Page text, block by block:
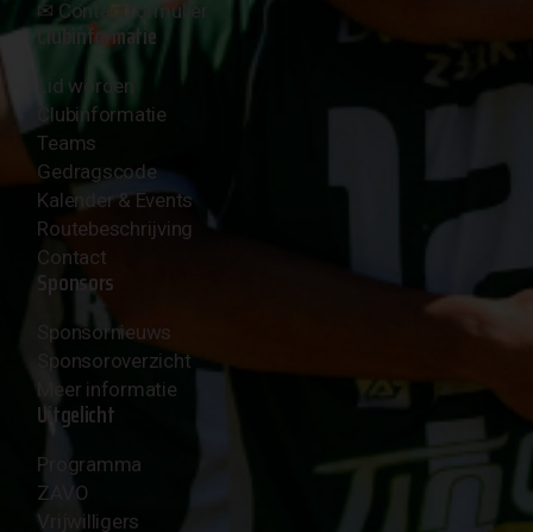
✉︎ Contactformulier
Clubinformatie
Lid worden
Clubinformatie
Teams
Gedragscode
Kalender & Events
Routebeschrijving
Contact
Sponsors
Sponsornieuws
Sponsoroverzicht
Meer informatie
Uitgelicht
Programma
ZAVO
Vrijwilligers